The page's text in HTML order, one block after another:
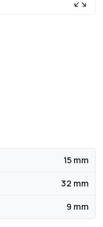
15 mm
32 mm
9 mm